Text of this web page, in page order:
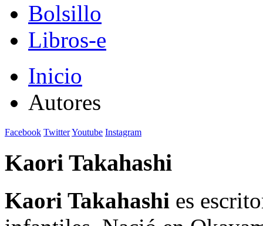
Bolsillo
Libros-e
Inicio
Autores
Facebook TwitterYoutube Instagram
Kaori Takahashi
Kaori Takahashi es